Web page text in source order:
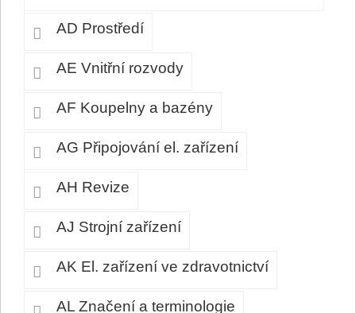
AD Prostředí
AE Vnitřní rozvody
AF Koupelny a bazény
AG Připojování el. zařízení
AH Revize
AJ Strojní zařízení
AK El. zařízení ve zdravotnictví
AL Značení a terminologie